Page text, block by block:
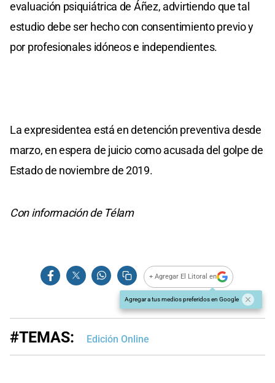
evaluación psiquiátrica de Áñez, advirtiendo que tal
estudio debe ser hecho con consentimiento previo y
por profesionales idóneos e independientes.
La expresidentea está en detención preventiva desde
marzo, en espera de juicio como acusada del golpe de
Estado de noviembre de 2019.
Con información de Télam
+ Agregar El Litoral en
Agregar a tus medios preferidos en Google
#TEMAS: Edición Online